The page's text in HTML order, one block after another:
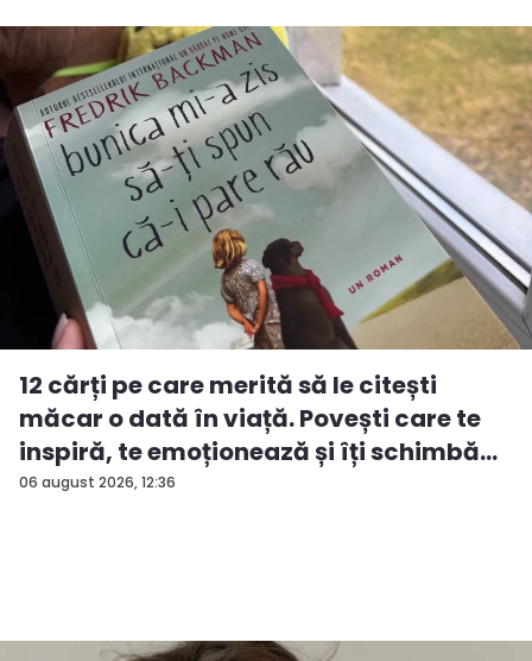
06 august 2026, 12:36
12 cărți pe care merită să le citești
măcar o dată în viață. Povești care te
inspiră, te emoționează și îți schimbă...